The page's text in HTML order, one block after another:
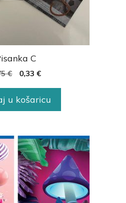
C
€ 0,33 €
u košaricu